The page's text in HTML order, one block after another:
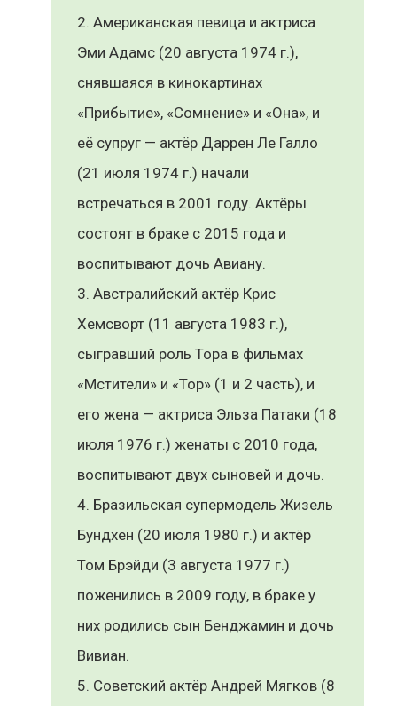
Американская певица и актриса
Эми Адамс (20 августа 1974 г.),
снявшаяся в кинокартинах
«Прибытие», «Сомнение» и «Она», и
её супруг — актёр Даррен Ле Галло
(21 июля 1974 г.) начали
встречаться в 2001 году. Актёры
состоят в браке с 2015 года и
воспитывают дочь Авиану.
Австралийский актёр Крис
Хемсворт (11 августа 1983 г.),
сыгравший роль Тора в фильмах
«Мстители» и «Тор» (1 и 2 часть), и
его жена — актриса Эльза Патаки (18
июля 1976 г.) женаты с 2010 года,
воспитывают двух сыновей и дочь.
Бразильская супермодель Жизель
Бундхен (20 июля 1980 г.) и актёр
Том Брэйди (3 августа 1977 г.)
поженились в 2009 году, в браке у
них родились сын Бенджамин и дочь
Вивиан.
Советский актёр Андрей Мягков (8